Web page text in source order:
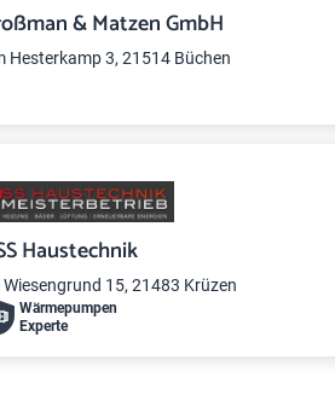
& Matzen GmbH
Hesterkamp 3, 21514 Büchen
Haustechnik
Wiesengrund 15, 21483 Krüzen
Wärme­pumpen
Experte